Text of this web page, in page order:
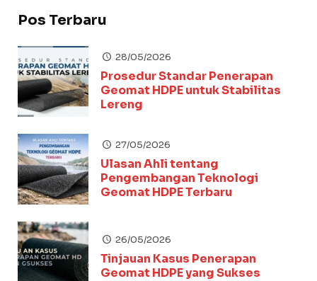
Pos Terbaru
28/05/2026
Prosedur Standar Penerapan
Geomat HDPE untuk Stabilitas
Lereng
27/05/2026
Ulasan Ahli tentang
Pengembangan Teknologi
Geomat HDPE Terbaru
26/05/2026
Tinjauan Kasus Penerapan
Geomat HDPE yang Sukses